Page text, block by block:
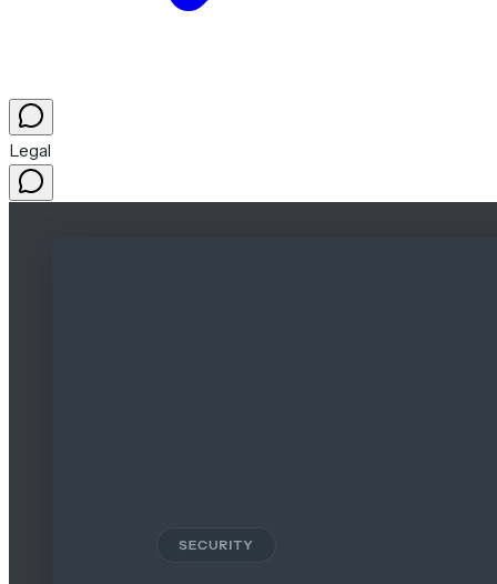
Legal